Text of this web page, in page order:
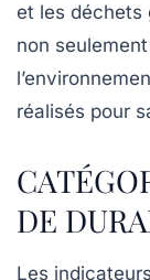
et les déchets
non seulement
réalisés pour
DE
Les